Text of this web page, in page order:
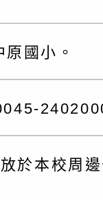
國
動」
辦理
持服
能精
3場次
華民
會」簡
會將
空間
之規
聞傳播
策溝
坑國
國小。
於本校周